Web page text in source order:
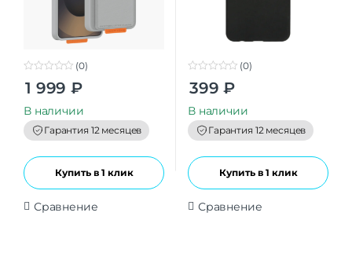
t
o
f
5
(0)
1 999 ₽
В наличии
Гарантия 12 месяцев
Купить в 1 клик
Сравнение
o
t
o
f
5
(0)
399 ₽
В наличии
Гарантия 12 месяцев
Купить в 1 клик
Сравнение